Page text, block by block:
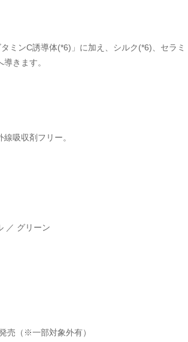
ミンC誘導体(*6)」に加え、シルク(*6)、セラ
きます。
吸収剤フリー。
／ グリーン
売（※一部対象外有）